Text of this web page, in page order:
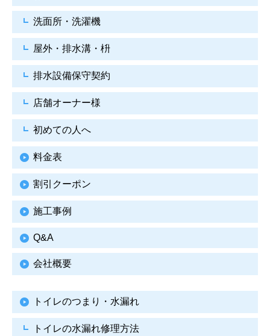
洗面所・洗濯機
屋外・排水溝・枡
排水設備保守契約
店舗オーナー様
初めての人へ
料金表
割引クーポン
施工事例
Q&A
会社概要
トイレのつまり・水漏れ
トイレの水漏れ修理方法